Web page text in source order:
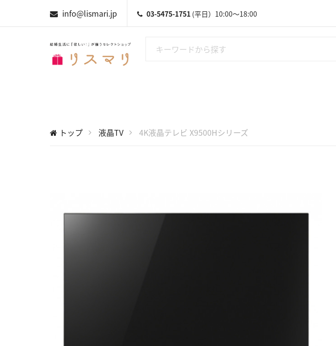
info@lismari.jp 03-5475-1751 (平日）10:00～18:00
トップ 液晶TV 4K液晶テレビ X9500Hシリーズ